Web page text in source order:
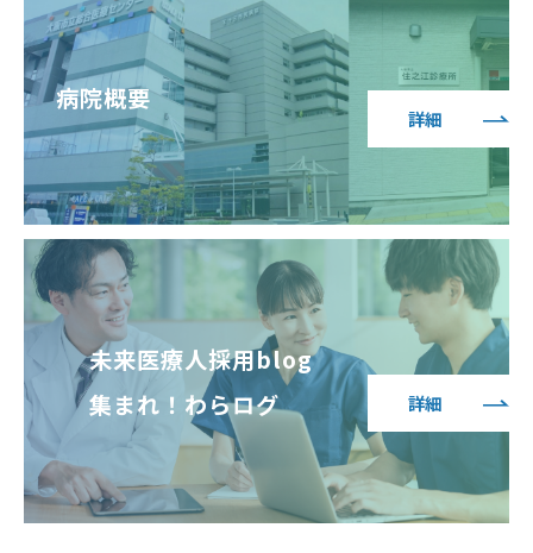
病院概要
詳細
未来医療人採用blog
集まれ！わらログ
詳細